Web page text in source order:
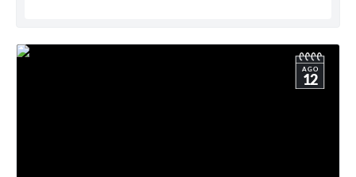
AGO
12